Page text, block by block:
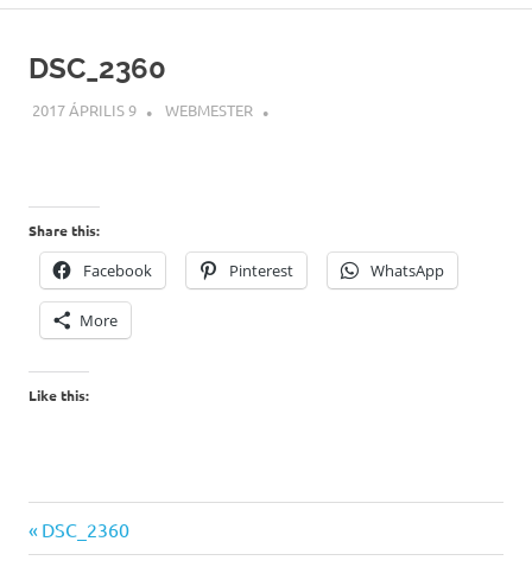
DSC_2360
2017 ÁPRILIS 9 WEBMESTER
Share this:
Facebook Pinterest WhatsApp
More
Like this:
Bejegyzés
Previous
Post:
DSC_2360